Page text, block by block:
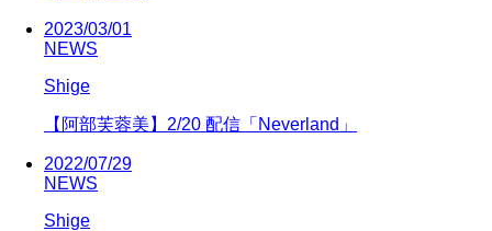
2023/03/01
NEWS
Shige
【阿部芙蓉美】2/20 配信「Neverland」
2022/07/29
NEWS
Shige